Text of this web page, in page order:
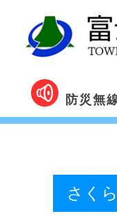
防災無
さく